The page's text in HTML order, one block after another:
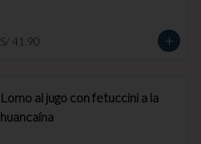
S/ 41.90
Lomo al jugo con fetuccini a la
huancaína